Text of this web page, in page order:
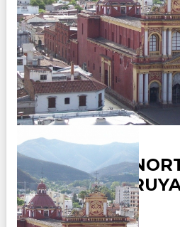
VUELTA AL
SALINAS E